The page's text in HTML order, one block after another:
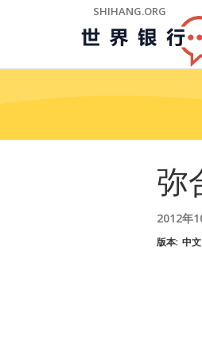
SHIHANG.ORG
弥
2012年
版本: 中文